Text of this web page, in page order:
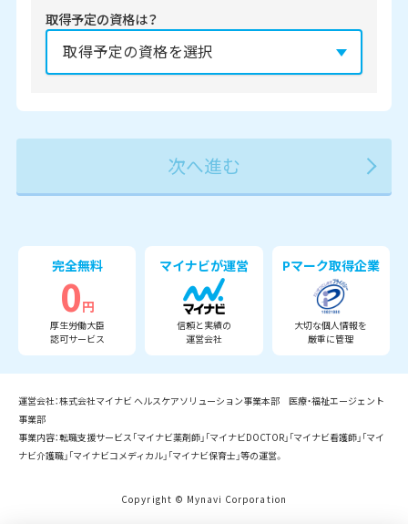
取得予定の資格は？
2027年 2028年 2029年 3月
完全無料
0円
厚生労働大臣
認可サービス
マイナビが運営
信頼と実績の
運営会社
Pマーク取得企業
大切な個人情報を
厳重に管理
運営会社：株式会社マイナビ ヘルスケアソリューション事業本部 医療・福祉エージェント
事業部
事業内容：転職支援サービス「マイナビ薬剤師」「マイナビDOCTOR」「マイナビ看護師」「マイ
ナビ介護職」「マイナビコメディカル」「マイナビ保育士」等の運営。
Copyright © Mynavi Corporation